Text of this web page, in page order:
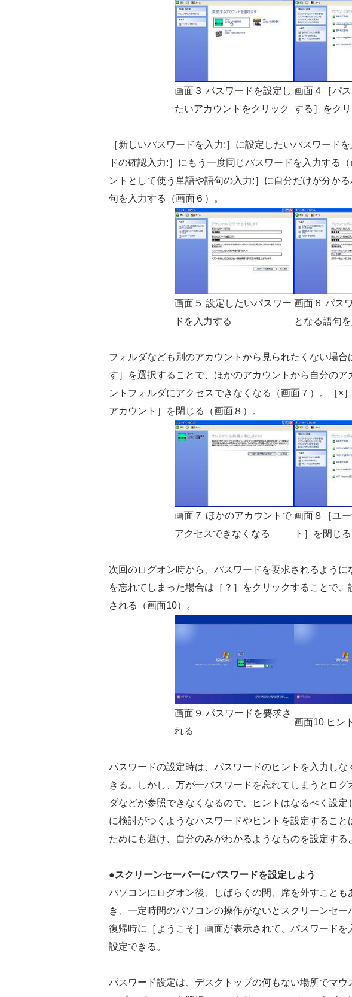
画面３ パスワードを設定し
たいアカウントをクリック
画面４［パ
する］をクリ
［新しいパスワードを入力:］に設定したいパスワード
ドの確認入力:］にもう一度同じパスワードを入力する
ントとして使う単語や語句の入力:］に自分だけが分か
句を入力する（画面６）。
画面５ 設定したいパスワー
ドを入力する
画面６ パス
となる語句
フォルダなども別のアカウントから見られたくない場合
す］を選択することで、ほかのアカウントから自分のア
ントフォルダにアクセスできなくなる（画面７）。［×
アカウント］を閉じる（画面８）。
画面７ ほかのアカウントで
アクセスできなくなる
画面８［ユ
ト］を閉じる
次回のログオン時から、パスワードを要求されるように
を忘れてしまった場合は［？］をクリックすることで
される（画面10）。
画面９ パスワードを要求さ
れる
画面10 ヒン
パスワードの設定時は、パスワードのヒントを入力し
きる。しかし、万が一パスワードを忘れてしまうとロ
ダなどが参照できなくなるので、ヒントはなるべく設
に検討がつくようなパスワードやヒントを設定すること
ためにも避け、自分のみがわかるようなものを設定する
●スクリーンセーバーにパスワードを設定しよう
パソコンにログオン後、しばらくの間、席を外すことも
き、一定時間のパソコンの操作がないとスクリーンセー
復帰時に［ようこそ］画面が表示されて、パスワードを
設定できる。
パスワード設定は、デスクトップの何もない場所でマウ